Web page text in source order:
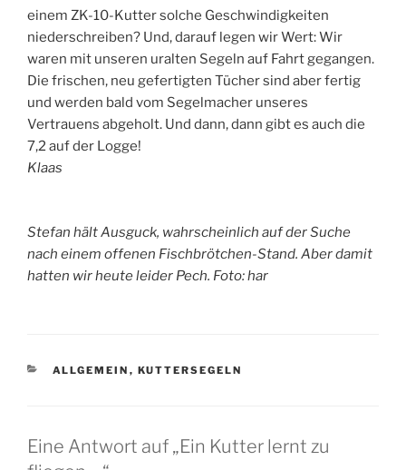
einem ZK-10-Kutter solche Geschwindigkeiten
niederschreiben? Und, darauf legen wir Wert: Wir
waren mit unseren uralten Segeln auf Fahrt gegangen.
Die frischen, neu gefertigten Tücher sind aber fertig
und werden bald vom Segelmacher unseres
Vertrauens abgeholt. Und dann, dann gibt es auch die
7,2 auf der Logge!
Klaas
Stefan hält Ausguck, wahrscheinlich auf der Suche
nach einem offenen Fischbrötchen-Stand. Aber damit
hatten wir heute leider Pech. Foto: har
KATEGORIEN
ALLGEMEIN , KUTTERSEGELN
Eine Antwort auf „Ein Kutter lernt zu